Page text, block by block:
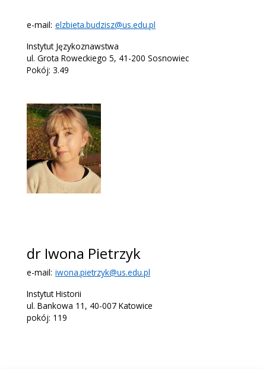
e-mail: elzbieta.budzisz@us.edu.pl
Instytut Językoznawstwa
ul. Grota Roweckiego 5, 41-200 Sosnowiec
Pokój: 3.49
dr Iwona Pietrzyk
e-mail: iwona.pietrzyk@us.edu.pl
Instytut Historii
ul. Bankowa 11, 40-007 Katowice
pokój: 119